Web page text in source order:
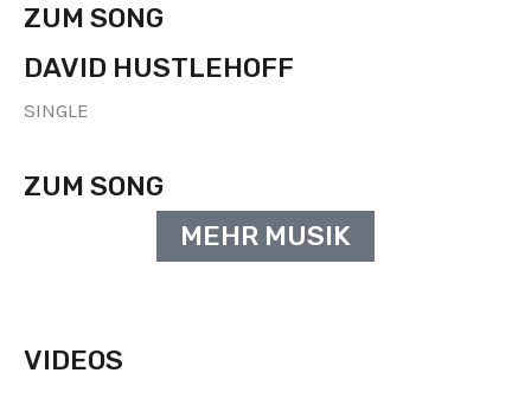
ZUM SONG
DAVID HUSTLEHOFF
SINGLE
ZUM SONG
MEHR MUSIK
VIDEOS